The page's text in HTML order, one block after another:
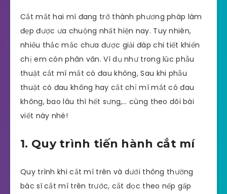
Cắt mắt hai mí đang trở thành phương pháp làm
đẹp được ưa chuộng nhất hiện nay. Tuy nhiên,
nhiều thắc mắc chưa được giải đáp chi tiết khiến
chị em còn phân vân. Ví dụ như trong lúc phẫu
thuật cắt mí mắt có đau không, Sau khi phẫu
thuật có đau không hay cắt chỉ mí mắt có đau
không, bao lâu thì hết sưng,… cùng theo dõi bài
viết này nhé!
1. Quy trình tiến hành cắt mí
Quy trình khi cắt mí trên và dưới thông thường
bác sĩ cắt mí trên trước, cắt dọc theo nếp gấp